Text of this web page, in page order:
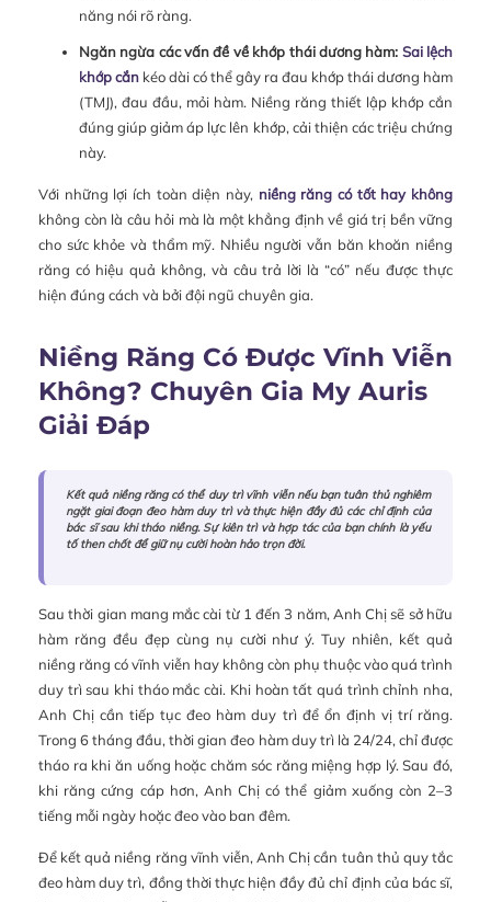
năng nói rõ ràng.
Ngăn ngừa các vấn đề về khớp thái dương hàm: Sai lệch
khớp cắnkéo dài có thể gây ra đau khớp thái dương hàm
(TMJ), đau đầu, mỏi hàm. Niềng răng thiết lập khớp cắn
đúng giúp giảm áp lực lên khớp, cải thiện các triệu chứng
này.
Với những lợi ích toàn diện này, niềng răng có tốt hay không
không còn là câu hỏi mà là một khẳng định về giá trị bền vững
cho sức khỏe và thẩm mỹ. Nhiều người vẫn băn khoăn niềng
răng có hiệu quả không, và câu trả lời là “có” nếu được thực
hiện đúng cách và bởi đội ngũ chuyên gia.
Niềng Răng Có Được Vĩnh Viễn
Không? Chuyên Gia My Auris
Giải Đáp
Kết quả niềng răng có thể duy trì vĩnh viễn nếu bạn tuân thủ nghiêm
ngặt giai đoạn đeo hàm duy trì và thực hiện đầy đủ các chỉ định của
bác sĩ sau khi tháo niềng. Sự kiên trì và hợp tác của bạn chính là yếu
tố then chốt để giữ nụ cười hoàn hảo trọn đời.
Sau thời gian mang mắc cài từ 1 đến 3 năm, Anh Chị sẽ sở hữu
hàm răng đều đẹp cùng nụ cười như ý. Tuy nhiên, kết quả
niềng răng có vĩnh viễn hay không còn phụ thuộc vào quá trình
duy trì sau khi tháo mắc cài. Khi hoàn tất quá trình chỉnh nha,
Anh Chị cần tiếp tục đeo hàm duy trì để ổn định vị trí răng.
Trong 6 tháng đầu, thời gian đeo hàm duy trì là 24/24, chỉ được
tháo ra khi ăn uống hoặc chăm sóc răng miệng hợp lý. Sau đó,
khi răng cứng cáp hơn, Anh Chị có thể giảm xuống còn 2–3
tiếng mỗi ngày hoặc đeo vào ban đêm.
Để kết quả niềng răng vĩnh viễn, Anh Chị cần tuân thủ quy tắc
đeo hàm duy trì, đồng thời thực hiện đầy đủ chỉ định của bác sĩ,